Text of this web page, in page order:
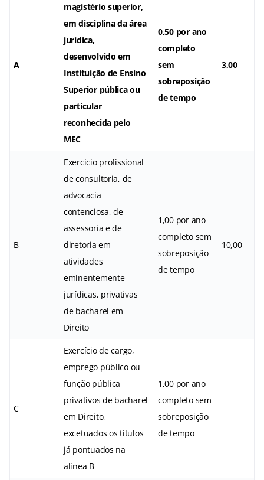
A
magistério superior,
em disciplina da área
jurídica,
desenvolvido em
Instituição de Ensino
Superior pública ou
particular
reconhecida pelo
MEC
0,50 por ano
completo
sem
sobreposição
de tempo
3,00
B
Exercício profissional
de consultoria, de
advocacia
contenciosa, de
assessoria e de
diretoria em
atividades
eminentemente
jurídicas, privativas
de bacharel em
Direito
1,00 por ano
completo sem
sobreposição
de tempo
10,00
C
Exercício de cargo,
emprego público ou
função pública
privativos de bacharel
em Direito,
excetuados os títulos
já pontuados na
alínea B
1,00 por ano
completo sem
sobreposição
de tempo